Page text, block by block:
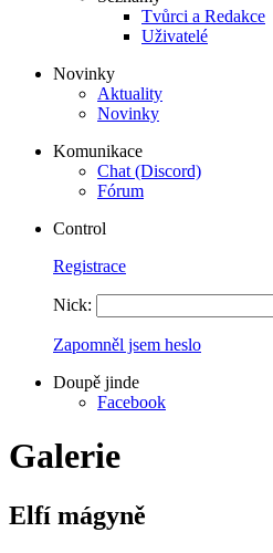
Tvůrci a Redakce
Uživatelé
Novinky
Aktuality
Novinky
Komunikace
Chat (Discord)
Fórum
Control
Registrace
Nick:
Zapomněl jsem heslo
Doupě jinde
Facebook
Galerie
Elfí mágyně